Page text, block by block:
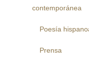
contemporánea
Poesía
Prensa